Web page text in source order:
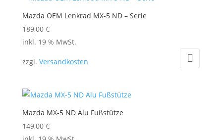
Mazda OEM Lenkrad MX-5 ND – Serie
189,00 €
inkl. 19 % MwSt.
zzgl. Versandkosten
Mazda MX-5 ND Alu Fußstütze
149,00 €